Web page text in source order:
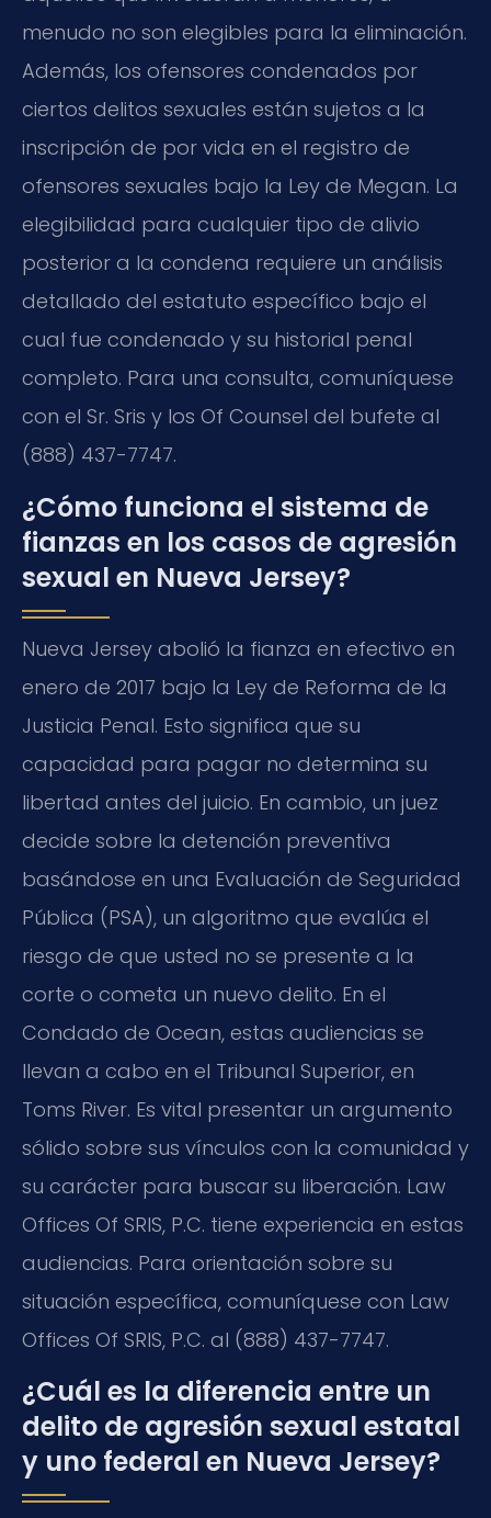
menudo no son elegibles para la eliminación.
Además, los ofensores condenados por
ciertos delitos sexuales están sujetos a la
inscripción de por vida en el registro de
ofensores sexuales bajo la Ley de Megan. La
elegibilidad para cualquier tipo de alivio
posterior a la condena requiere un análisis
detallado del estatuto específico bajo el
cual fue condenado y su historial penal
completo. Para una consulta, comuníquese
con el Sr. Sris y los Of Counsel del bufete al
(888) 437-7747.
¿Cómo funciona el sistema de
fianzas en los casos de agresión
sexual en Nueva Jersey?
Nueva Jersey abolió la fianza en efectivo en
enero de 2017 bajo la Ley de Reforma de la
Justicia Penal. Esto significa que su
capacidad para pagar no determina su
libertad antes del juicio. En cambio, un juez
decide sobre la detención preventiva
basándose en una Evaluación de Seguridad
Pública (PSA), un algoritmo que evalúa el
riesgo de que usted no se presente a la
corte o cometa un nuevo delito. En el
Condado de Ocean, estas audiencias se
llevan a cabo en el Tribunal Superior, en
Toms River. Es vital presentar un argumento
sólido sobre sus vínculos con la comunidad y
su carácter para buscar su liberación. Law
Offices Of SRIS, P.C. tiene experiencia en estas
audiencias. Para orientación sobre su
situación específica, comuníquese con Law
Offices Of SRIS, P.C. al (888) 437-7747.
¿Cuál es la diferencia entre un
delito de agresión sexual estatal
y uno federal en Nueva Jersey?